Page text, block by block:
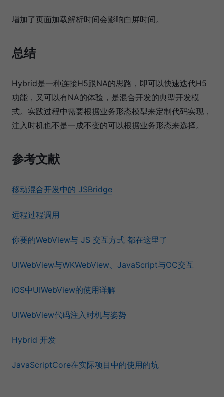
增加了页面加载解析时间会影响白屏时间。
总结
Hybrid是一种连接H5跟NA的思路，即可以快速迭代H5
功能，又可以有NA的体验，是混合开发的典型开发模
式。实践过程中需要根据业务形态模型来定制代码实现，
注入时机也不是一成不变的可以根据业务形态来选择。
参考文献
移动混合开发中的 JSBridge
远程过程调用
你要的WebView与 JS 交互方式 都在这里了
UIWebView与WKWebView、JavaScript与OC交互
iOS中UIWebView的使用详解
UIWebView代码注入时机与姿势
Hybrid 开发
JavaScriptCore在实际项目中的使用的坑